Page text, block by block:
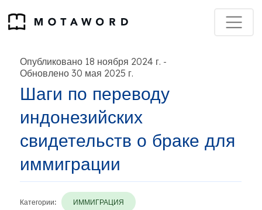
Опубликовано 18 ноября 2024 г. -
Обновлено 30 мая 2025 г.
Шаги по переводу
индонезийских
свидетельств о браке для
иммиграции
Категории: ИММИГРАЦИЯ